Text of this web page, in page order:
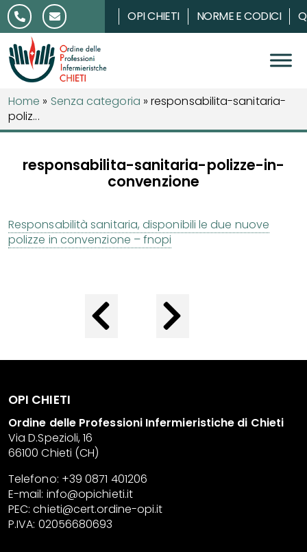
Salta al contenuto
OPI CHIETI NORME E CODICI
Home » Senza categoria »responsabilita-sanitaria-
poliz...
responsabilita-sanitaria-polizze-in-
convenzione
Responsabilità sanitaria, disponibili le due nuove
polizze in convenzione – fnopi
OPI CHIETI
Ordine delle Professioni Infermieristiche di Chieti
Via D.Spezioli, 16
66100 Chieti (CH)
Telefono: +39 0871 401206
E-mail: info@opichieti.it
PEC:chieti@cert.ordine-opi.it
P.IVA: 02056680693